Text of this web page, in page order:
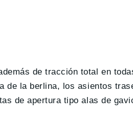
de tracción total en
de la berlina, los asientos
de apertura tipo alas de